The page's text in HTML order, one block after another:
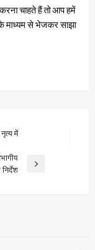
चाहते हैं तो आप हमें
से भेजकर साझा
नृत्य में